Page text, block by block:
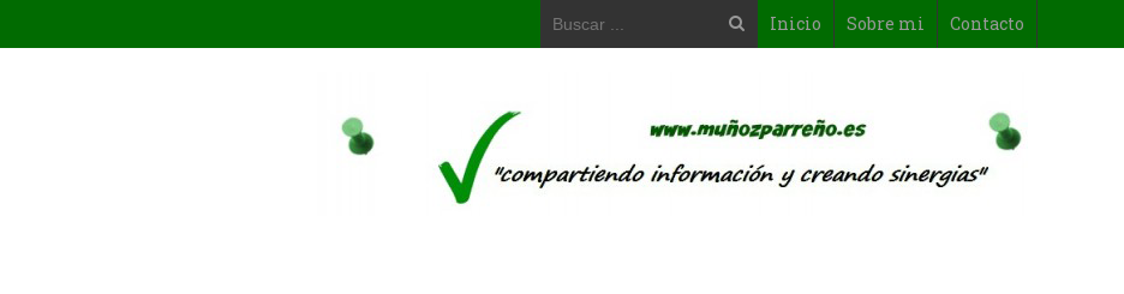
Inicio Sobre mi Contacto